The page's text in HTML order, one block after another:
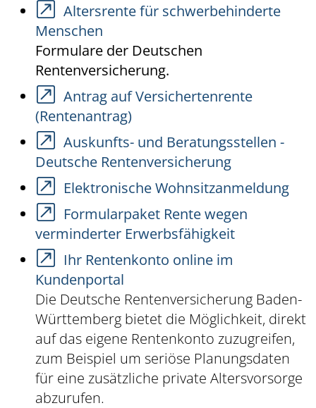
Altersrente für schwerbehinderte
Menschen
Formulare der Deutschen
Rentenversicherung.
Antrag auf Versichertenrente
(Rentenantrag)
Auskunfts- und Beratungsstellen -
Deutsche Rentenversicherung
Elektronische Wohnsitzanmeldung
Formularpaket Rente wegen
verminderter Erwerbsfähigkeit
Ihr Rentenkonto online im
Kundenportal
Die Deutsche Rentenversicherung Baden-
Württemberg bietet die Möglichkeit, direkt
auf das eigene Rentenkonto zuzugreifen,
zum Beispiel um seriöse Planungsdaten
für eine zusätzliche private Altersvorsorge
abzurufen.